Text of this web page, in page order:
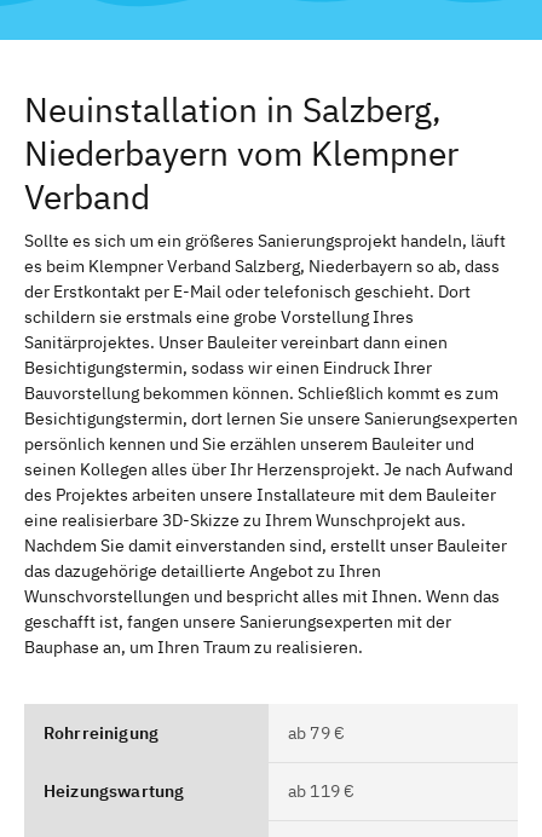
Neuinstallation in Salzberg,
Niederbayern vom Klempner
Verband
Sollte es sich um ein größeres Sanierungsprojekt handeln, läuft
es beim Klempner Verband Salzberg, Niederbayern so ab, dass
der Erstkontakt per E-Mail oder telefonisch geschieht. Dort
schildern sie erstmals eine grobe Vorstellung Ihres
Sanitärprojektes. Unser Bauleiter vereinbart dann einen
Besichtigungstermin, sodass wir einen Eindruck Ihrer
Bauvorstellung bekommen können. Schließlich kommt es zum
Besichtigungstermin, dort lernen Sie unsere Sanierungsexperten
persönlich kennen und Sie erzählen unserem Bauleiter und
seinen Kollegen alles über Ihr Herzensprojekt. Je nach Aufwand
des Projektes arbeiten unsere Installateure mit dem Bauleiter
eine realisierbare 3D-Skizze zu Ihrem Wunschprojekt aus.
Nachdem Sie damit einverstanden sind, erstellt unser Bauleiter
das dazugehörige detaillierte Angebot zu Ihren
Wunschvorstellungen und bespricht alles mit Ihnen. Wenn das
geschafft ist, fangen unsere Sanierungsexperten mit der
Bauphase an, um Ihren Traum zu realisieren.
Rohrreinigung ab 79 €
Heizungswartung ab 119 €